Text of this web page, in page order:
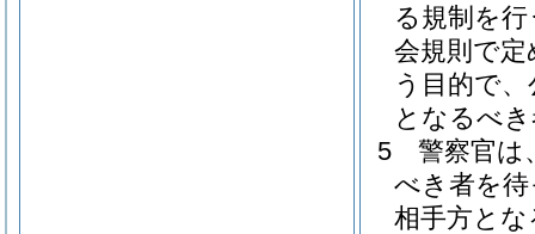
る規制を
会規則で
う目的で
となるべ
5
警察官は
べき者を
相手方と